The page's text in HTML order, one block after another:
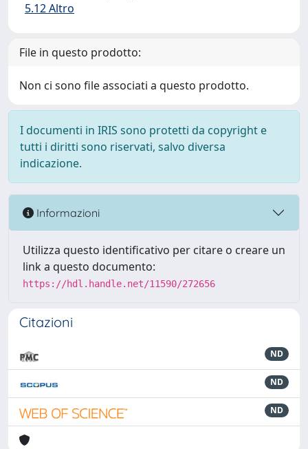
5.12 Altro
File in questo prodotto:
Non ci sono file associati a questo prodotto.
I documenti in IRIS sono protetti da copyright e
tutti i diritti sono riservati, salvo diversa
indicazione.
Informazioni
Utilizza questo identificativo per citare o creare un
link a questo documento:
https://hdl.handle.net/11590/272656
Citazioni
ND
ND
ND